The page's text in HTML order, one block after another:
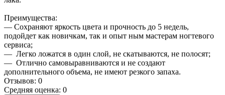
Преимущества:
— Сохраняют яркость цвета и прочность до 5 недель,
подойдет как новичкам, так и опыт ным мастерам ногтевого
сервиса;
— Легко ложатся в один слой, не скатываются, не полосят;
— Отлично самовыравниваются и не создают
дополнительного объема, не имеют резкого запаха.
Отзывов: 0
Средняя оценка: 0